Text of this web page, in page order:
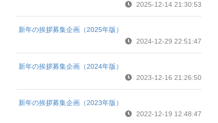
2025-12-14 21:30:53
新年の挨拶募集企画（2025年版）
2024-12-29 22:51:47
新年の挨拶募集企画（2024年版）
2023-12-16 21:26:50
新年の挨拶募集企画（2023年版）
2022-12-19 12:48:47